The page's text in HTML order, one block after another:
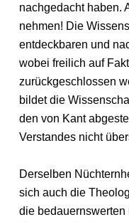
nachgedacht haben.
nehmen! Die
entdeckbaren und
wobei freilich auf
zurückgeschlossen
bildet die
den von Kant
Verstandes nicht
Derselben
sich auch die
die